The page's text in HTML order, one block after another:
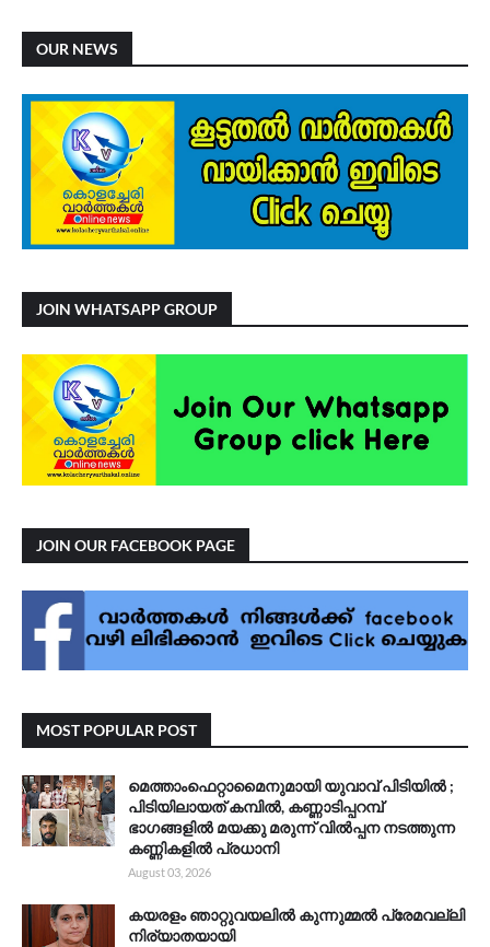
OUR NEWS
JOIN WHATSAPP GROUP
JOIN OUR FACEBOOK PAGE
MOST POPULAR POST
മെത്താംഫെറ്റാമൈനുമായി യുവാവ് പിടിയിൽ ;
പിടിയിലായത് കമ്പിൽ, കണ്ണാടിപ്പറമ്പ്
ഭാഗങ്ങളിൽ മയക്കു മരുന്ന് വിൽപ്പന നടത്തുന്ന
കണ്ണികളിൽ പ്രധാനി
August 03, 2026
കയരളം ഞാറ്റുവയലിൽ കുന്നുമ്മൽ പ്രേമവല്ലി
നിര്യാതയായി